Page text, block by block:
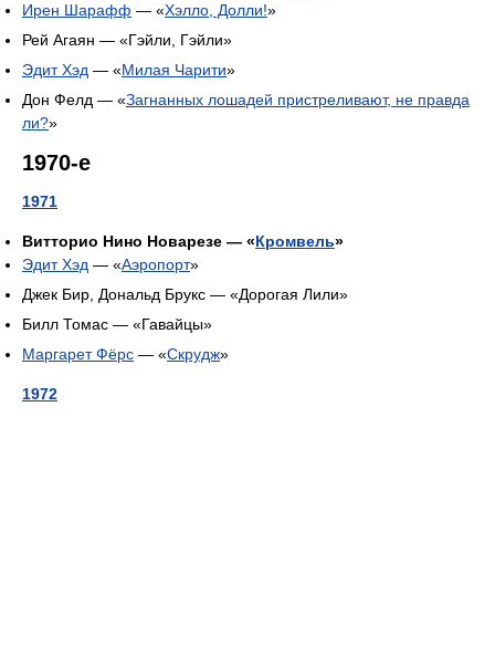
Ирен Шарафф — «Хэлло, Долли!»
Рей Агаян — «Гэйли, Гэйли»
Эдит Хэд — «Милая Чарити»
Дон Фелд — «Загнанных лошадей пристреливают, не правда
ли?»
1970-е
1971
Витторио Нино Новарезе — «Кромвель»
Эдит Хэд — «Аэропорт»
Джек Бир, Дональд Брукс — «Дорогая Лили»
Билл Томас — «Гавайцы»
Маргарет Фёрс — «Скрудж»
1972